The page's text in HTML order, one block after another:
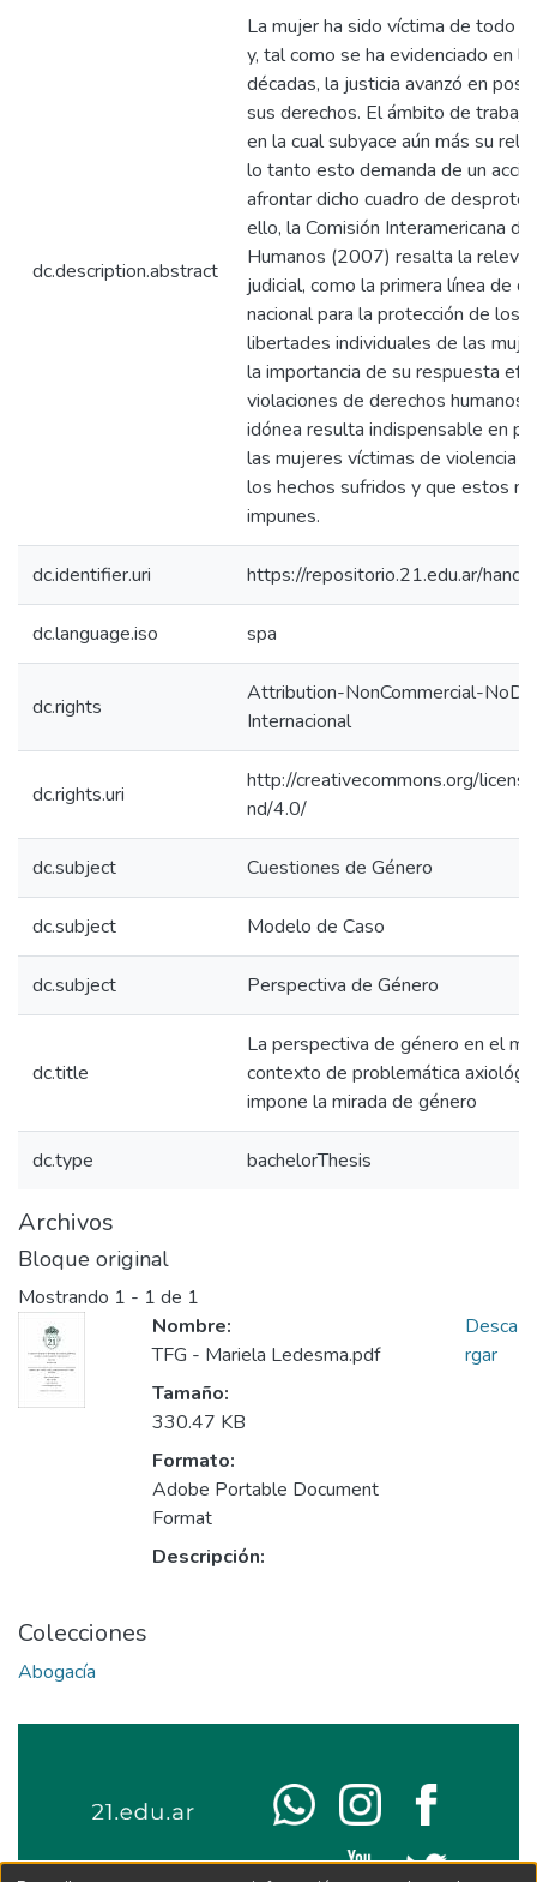
dc.description.abstract
La mujer ha sido víctima de todo
y, tal como se ha evidenciado en
décadas, la justicia avanzó en pos
sus derechos. El ámbito de
en la cual subyace aún más su
lo tanto esto demanda de un
afrontar dicho cuadro de
ello, la Comisión Interamericana
Humanos (2007) resalta la
judicial, como la primera línea de
nacional para la protección de los
libertades individuales de las
la importancia de su respuesta
violaciones de derechos humanos.
idónea resulta indispensable en
las mujeres víctimas de violencia
los hechos sufridos y que estos
impunes.
dc.identifier.uri https://repositorio.21.edu.ar/
dc.language.iso spa
dc.rights
Attribution-NonCommercial-
Internacional
dc.rights.uri
http://creativecommons.org/
nd/4.0/
dc.subject Cuestiones de Género
dc.subject Modelo de Caso
dc.subject Perspectiva de Género
dc.title
La perspectiva de género en el
contexto de problemática
impone la mirada de género
dc.type bachelorThesis
Archivos
Bloque original
Mostrando 1 - 1 de 1
Nombre:
TFG - Mariela Ledesma.pdf
Tamaño:
330.47 KB
Formato:
Adobe Portable Document
Format
Descripción:
Desca
rgar
Colecciones
Abogacía